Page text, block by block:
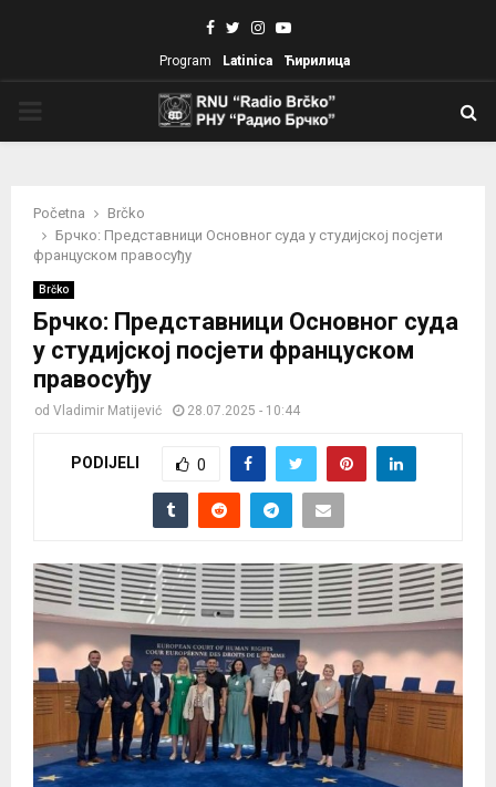
Facebook
TwitterInstagram
Youtube
Program Latinica Ћирилица
Početna
Brčko
Брчко: Представници Основног суда у студијској посјети
француском правосуђу
Brčko
Брчко: Представници Основног суда
у студијској посјети француском
правосуђу
od Vladimir Matijević 28.07.2025 - 10:44
PODIJELI 0